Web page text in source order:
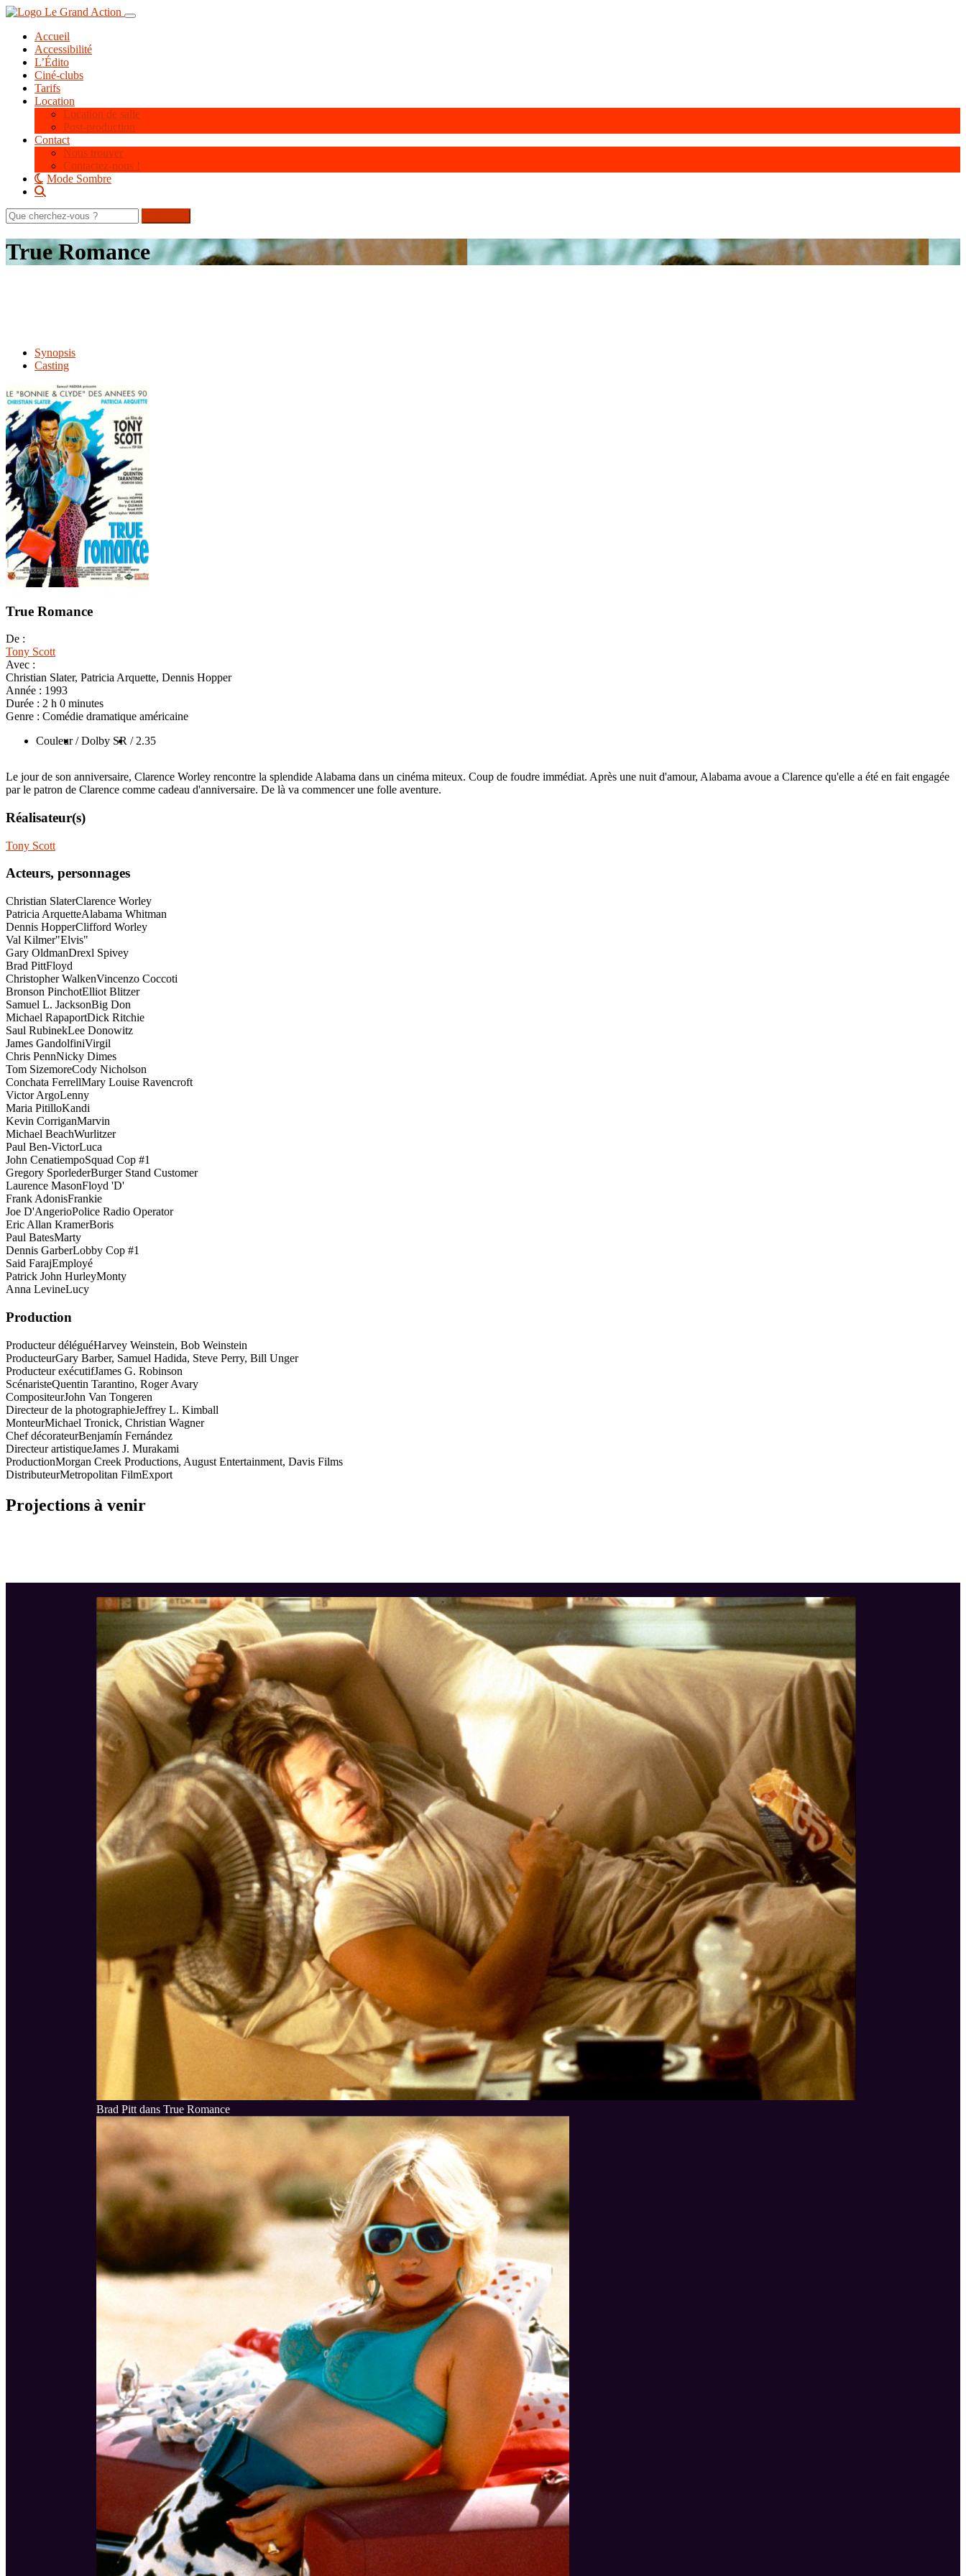
Aller
contenu
principal
Toggle navigation
Accueil
Accessibilité
L’Édito
Ciné-clubs
Tarifs
Location
Location de salle
Post-production
Contact
Nous trouver
Contactez-nous !
Mode Sombre
Rechercher
sur
le
site
True Romance
Synopsis
Casting
True Romance
De :
Tony Scott
Avec :
Christian Slater, Patricia Arquette, Dennis Hopper
Année : 1993
Durée : 2 h 0 minutes
Genre : Comédie dramatique américaine
Couleur / Dolby SR / 2.35
Le jour de son anniversaire, Clarence Worley rencontre la splendide Alabama dans un cinéma miteux. Coup de foudre immédiat. Après une nuit d'amour, Alabama avoue a Clarence qu'elle a été en fait engagée
par le patron de Clarence comme cadeau d'anniversaire. De là va commencer une folle aventure.
Réalisateur(s)
Tony Scott
Acteurs, personnages
Christian SlaterClarence Worley
Patricia ArquetteAlabama Whitman
Dennis HopperClifford Worley
Val Kilmer"Elvis"
Gary OldmanDrexl Spivey
Brad PittFloyd
Christopher WalkenVincenzo Coccoti
Bronson PinchotElliot Blitzer
Samuel L. JacksonBig Don
Michael RapaportDick Ritchie
Saul RubinekLee Donowitz
James GandolfiniVirgil
Chris PennNicky Dimes
Tom SizemoreCody Nicholson
Conchata FerrellMary Louise Ravencroft
Victor ArgoLenny
Maria PitilloKandi
Kevin CorriganMarvin
Michael BeachWurlitzer
Paul Ben-VictorLuca
John CenatiempoSquad Cop #1
Gregory SporlederBurger Stand Customer
Laurence MasonFloyd 'D'
Frank AdonisFrankie
Joe D'AngerioPolice Radio Operator
Eric Allan KramerBoris
Paul BatesMarty
Dennis GarberLobby Cop #1
Said FarajEmployé
Patrick John HurleyMonty
Anna LevineLucy
Production
Producteur déléguéHarvey Weinstein, Bob Weinstein
ProducteurGary Barber, Samuel Hadida, Steve Perry, Bill Unger
Producteur exécutifJames G. Robinson
ScénaristeQuentin Tarantino, Roger Avary
CompositeurJohn Van Tongeren
Directeur de la photographieJeffrey L. Kimball
MonteurMichael Tronick, Christian Wagner
Chef décorateurBenjamín Fernández
Directeur artistiqueJames J. Murakami
ProductionMorgan Creek Productions, August Entertainment, Davis Films
DistributeurMetropolitan FilmExport
Projections à venir
Brad Pitt dans True Romance